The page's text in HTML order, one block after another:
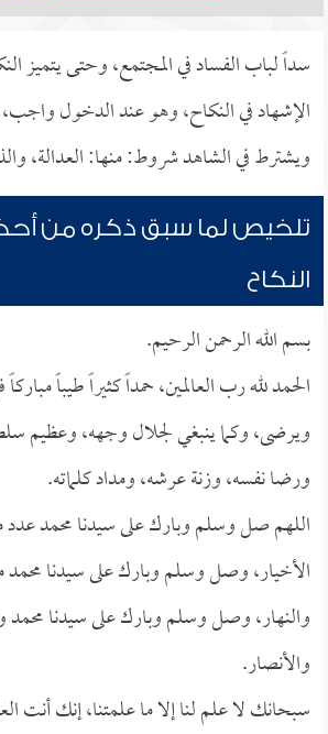
سداً لباب الفساد في المجتمع، وحتى يتميز
الإشهاد في النكاح، وهو عند الدخول
ويشترط في الشاهد شروط: منها: العدالة،
تلخيص لما سبق ذكره من
النكاح
بسم الله الرحمن الرحيم.
الحمد لله رب العالمين، حمداً كثيراً طيباً
ويرضى، وكما ينبغي لجلال وجهه، وعظيم
ورضا نفسه، وزنة عرشه، ومداد كلماته.
اللهم صل وسلم وبارك على سيدنا محمد عدد
الأخيار، وصل وسلم وبارك على سيدنا محمد
والنهار، وصل وسلم وبارك على سيدنا محمد
والأنصار.
سبحانك لا علم لنا إلا ما علمتنا، إنك أنت